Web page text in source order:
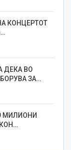
КОНЦЕРТОТ
ДЕКА ВО
ЗА…
МИЛИОНИ
КОН…